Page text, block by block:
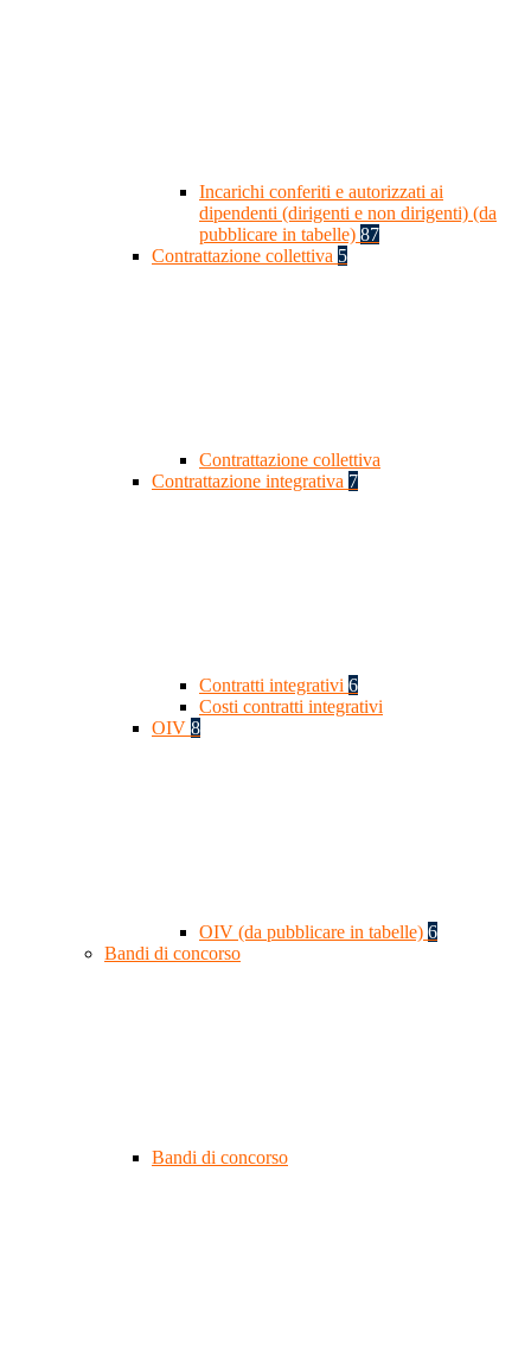
Incarichi conferiti e autorizzati ai
dipendenti (dirigenti e non dirigenti) (da
pubblicare in tabelle) 87
Contrattazione collettiva 5
Contrattazione collettiva
Contrattazione integrativa 7
Contratti integrativi 6
Costi contratti integrativi
OIV 8
OIV (da pubblicare in tabelle) 6
Bandi di concorso
Bandi di concorso